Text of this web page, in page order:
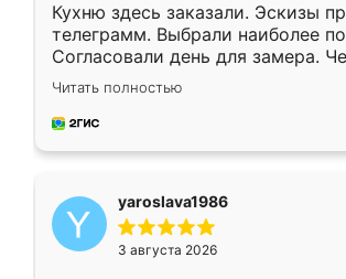
Кухню здесь заказали. Эскизы
телеграмм. Выбрали наиболее
Согласовали день для замера.
недели кухня была уже готова.
довольны работой. Спасибо
мебель за качественную работу!
Читать полностью
yaroslava1986
3 августа 2026